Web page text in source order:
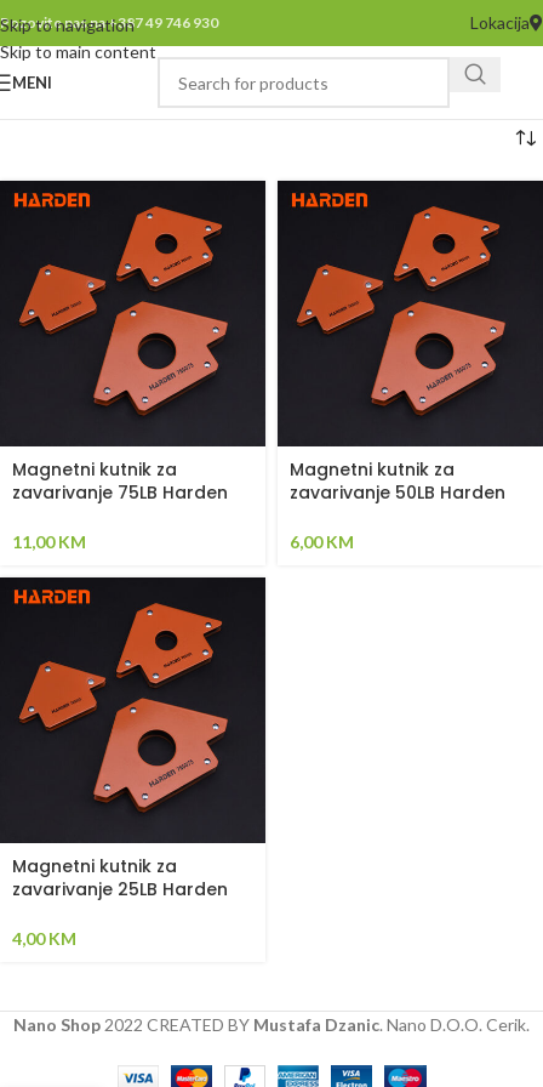
Skip to navigation
Skip to main content
Pozovite nas na +387 49 746 930 Lokacija
MENI
Magnetni kutnik za
zavarivanje 75LB Harden
11,00KM
Magnetni kutnik za
zavarivanje 50LB Harden
6,00KM
Magnetni kutnik za
zavarivanje 25LB Harden
4,00KM
Nano Shop 2022 CREATED BY Mustafa Dzanic. Nano D.O.O. Cerik.